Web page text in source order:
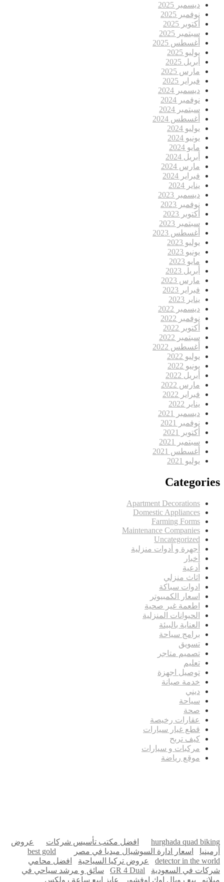
ديسمبر 2025
نوفمبر 2025
أكتوبر 2025
سبتمبر 2025
أغسطس 2025
يوليو 2025
أبريل 2025
مارس 2025
فبراير 2025
ديسمبر 2024
نوفمبر 2024
سبتمبر 2024
أغسطس 2024
يوليو 2024
يونيو 2024
مايو 2024
أبريل 2024
مارس 2024
فبراير 2024
يناير 2024
ديسمبر 2023
نوفمبر 2023
أكتوبر 2023
سبتمبر 2023
أغسطس 2023
يوليو 2023
يونيو 2023
مايو 2023
أبريل 2023
مارس 2023
فبراير 2023
يناير 2023
ديسمبر 2022
نوفمبر 2022
أكتوبر 2022
سبتمبر 2022
أغسطس 2022
يوليو 2022
يونيو 2022
أبريل 2022
مارس 2022
فبراير 2022
يناير 2022
ديسمبر 2021
نوفمبر 2021
أكتوبر 2021
سبتمبر 2021
أغسطس 2021
يوليو 2021
Categories
Apartment Decorations
Domestic Appliances
Farming Forms
Maintenance Companies
Uncategorized
أجهرة و أدوات منزلية
أخبار
أدعية
اثاث منزلي
ادوات سباكة
اسعار الكمبيوتر
اطعمة غير صحية
الحيوانات المنزلية
العناية بالبيئة
برامج سياحة
تسويق
تصميم متاجر
تعليم
توصيل اجهزة
خدمة صيانة
ديني
سياحة
صحة
عقارات رخيصة
قطع غيار سيارات
كيف تربح
مركبات و سيارات
موقع رياضة
hurghada quad biking افضل مكتب تأسيس شركات
عروض
أرمينيا
اسعار ادارة السوشيال ميديا في مصر
best gold
detector in the world
عروض تركيا السياحية
افضل محامي
شركات في السعودية
GR 4 Dual
سائق و مرشد سياحي في
ميلانو
بيع رويال اوك اوفشور عايز ابيع ساعة رولكس